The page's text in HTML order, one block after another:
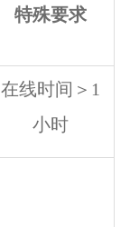
特殊要求
在线时间＞1
小时